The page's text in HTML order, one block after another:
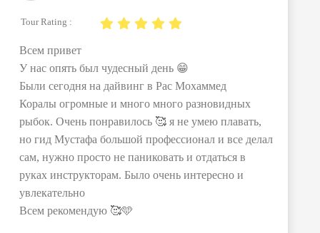
Tour Rating :
Всем привет
У нас опять был чудесный день 😁
Были сегодня на дайвинг в Рас Мохаммед
Коралы огромные и много много разновидных
рыбок. Очень понравилось 🥰 я не умею плавать,
но гид Мустафа большой профессионал и все делал
сам, нужно просто не паниковать и отдаться в
руках инструкторам. Было очень интересно и
увлекательно
Всем рекомендую 🥰🩵